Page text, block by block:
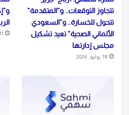
تتجاوز التوقعات.. و”المتقدمة”
تتحول للخسارة.. و”السعودي
الألماني الصحية” تعيد تشكيل
مجلس إدارتها
18 يوليو، 2026
11 يوليو، 2026